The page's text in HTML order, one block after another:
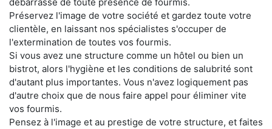
débarrassé de toute présence de fourmis.
Préservez l'image de votre société et gardez toute votre
clientèle, en laissant nos spécialistes s'occuper de
l'extermination de toutes vos fourmis.
Si vous avez une structure comme un hôtel ou bien un
bistrot, alors l'hygiène et les conditions de salubrité sont
d'autant plus importantes. Vous n'avez logiquement pas
d'autre choix que de nous faire appel pour éliminer vite
vos fourmis.
Pensez à l'image et au prestige de votre structure, et faites